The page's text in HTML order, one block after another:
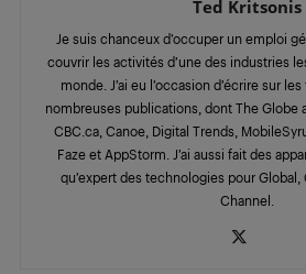
Ted Kritsonis
Je suis chanceux d’occuper un emploi
couvrir les activités d’une des industries
monde. J’ai eu l’occasion d’écrire sur
nombreuses publications, dont The Globe
CBC.ca, Canoe, Digital Trends,
Faze et AppStorm. J’ai aussi fait des
qu’expert des technologies pour
Channel.